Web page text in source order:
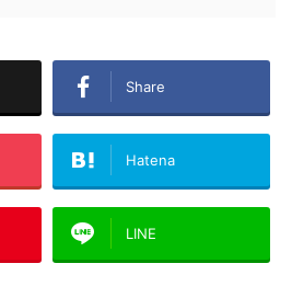
Share
Hatena
LINE